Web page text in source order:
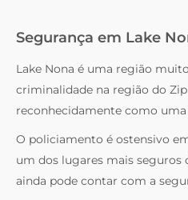
Segurança em Lake
Lake Nona é uma região
criminalidade na região do Zip
reconhecidamente como uma
O policiamento é ostensivo
um dos lugares mais seguros
ainda pode contar com a